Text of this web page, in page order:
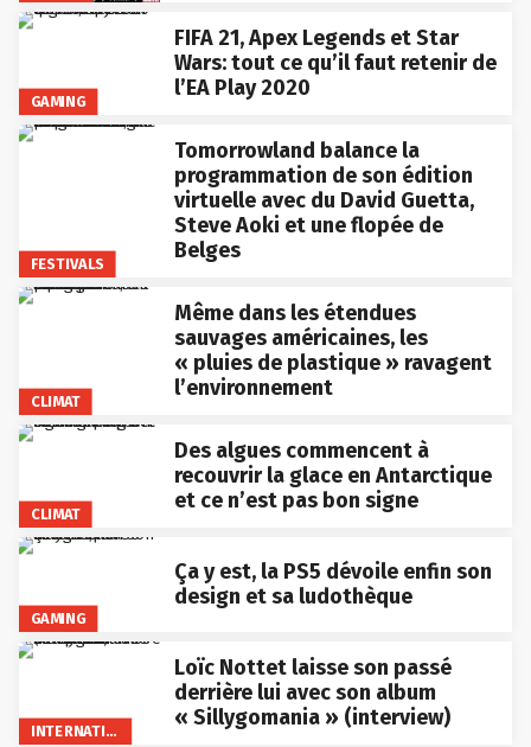
GAMING
FIFA 21, Apex Legends et Star
Wars: tout ce qu’il faut retenir de
l’EA Play 2020
FESTIVALS
Tomorrowland balance la
programmation de son édition
virtuelle avec du David Guetta,
Steve Aoki et une flopée de
Belges
CLIMAT
Même dans les étendues
sauvages américaines, les
« pluies de plastique » ravagent
l’environnement
CLIMAT
Des algues commencent à
recouvrir la glace en Antarctique
et ce n’est pas bon signe
GAMING
Ça y est, la PS5 dévoile enfin son
design et sa ludothèque
INTERNATIONAL
Loïc Nottet laisse son passé
derrière lui avec son album
« Sillygomania » (interview)